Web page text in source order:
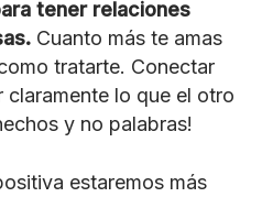
tener relaciones
Cuanto más te amas
tratarte. Conectar
claramente lo que el otro
y no palabras!
estaremos más